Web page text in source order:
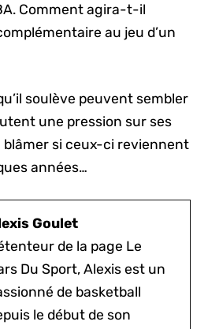
Comment agira-t-il
au jeu d’un
soulève peuvent sembler
une pression sur ses
blâmer si ceux-ci reviennent
années…
Goulet
de la page Le
Du Sport, Alexis est un
de basketball
le début de son